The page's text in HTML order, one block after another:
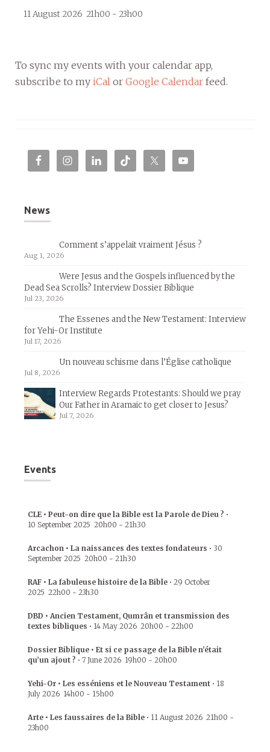
11 August 2026 21h00 - 23h00
To sync my events with your calendar app,
subscribe to my iCal or Google Calendar feed.
News
Comment s’appelait vraiment Jésus ?
Aug 1, 2026
Were Jesus and the Gospels influenced by the
Dead Sea Scrolls? Interview Dossier Biblique
Jul 23, 2026
The Essenes and the New Testament: Interview
for Yehi-Or Institute
Jul 17, 2026
Un nouveau schisme dans l’Église catholique
Jul 8, 2026
Interview Regards Protestants: Should we pray
Our Father in Aramaic to get closer to Jesus?
Jul 7, 2026
Events
CLE • Peut-on dire que la Bible est la Parole de Dieu ? •
10 September 2025 20h00 - 21h30
Arcachon • La naissances des textes fondateurs • 30
September 2025 20h00 - 21h30
RAF • La fabuleuse histoire de la Bible • 29 October
2025 22h00 - 23h30
DBD • Ancien Testament, Qumrân et transmission des
textes bibliques • 14 May 2026 20h00 - 22h00
Dossier Biblique • Et si ce passage de la Bible n’était
qu’un ajout ? • 7 June 2026 19h00 - 20h00
Yehi-Or • Les esséniens et le Nouveau Testament • 18
July 2026 14h00 - 15h00
Arte • Les faussaires de la Bible • 11 August 2026 21h00 -
23h00